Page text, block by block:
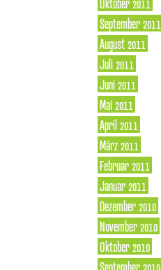
September 2011
August 2011
Juli 2011
Juni 2011
Mai 2011
April 2011
März 2011
Februar 2011
Januar 2011
Dezember 2010
November 2010
Oktober 2010
September 2010